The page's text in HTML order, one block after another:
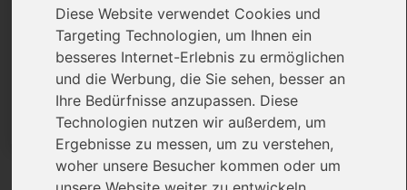
Diese Website verwendet Cookies und
Targeting Technologien, um Ihnen ein
besseres Internet-Erlebnis zu ermöglichen
und die Werbung, die Sie sehen, besser an
Ihre Bedürfnisse anzupassen. Diese
Technologien nutzen wir außerdem, um
Ergebnisse zu messen, um zu verstehen,
woher unsere Besucher kommen oder um